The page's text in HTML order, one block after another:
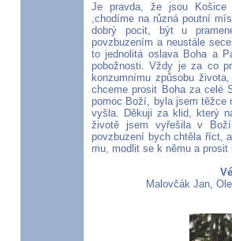
Je pravda, že jsou Košice
,chodíme na různá poutní
dobrý pocit, být u
povzbuzením a neustále
to jednolitá oslava Boha a
pobožnosti. Vždy je za co
konzumnímu způsobu
chceme prosit Boha za celé
pomoc Boží, byla jsem těžce
vyšla. Děkuji za klid, který
životě jsem vyřešila v
povzbuzení bych chtěla říct,
mu, modlit se k němu a prosit
Malovčák Jan,